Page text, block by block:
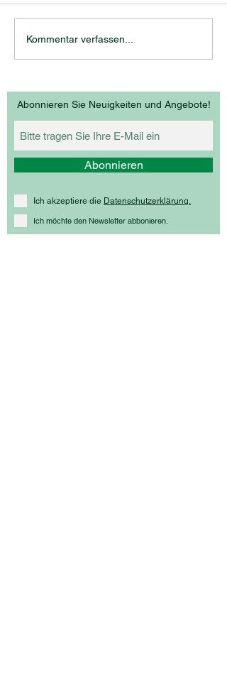
2x Sortensieger
Thermenregion
Kommentar verfassen...
Abonnieren Sie Neuigkeiten und Angebote!
Abonnieren
Ich akzeptiere die Datenschutzerklärung.
Ich möchte den Newsletter abbonieren.